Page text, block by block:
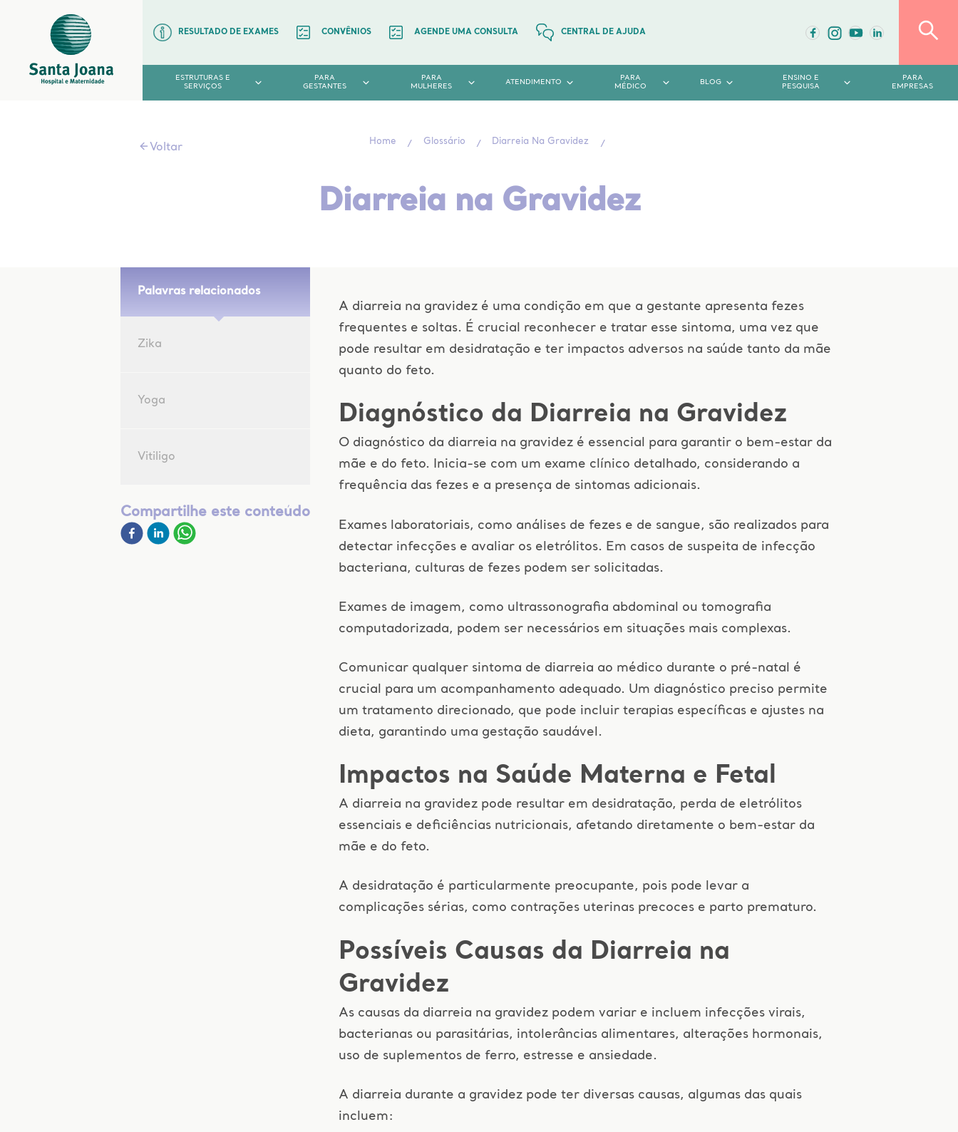
RESULTADO DE EXAMES CONVÊNIOS AGENDE UMA CONSULTA CENTRAL DE AJUDA
ESTRUTURAS E
SERVIÇOS
PARA
GESTANTES
PARA
MULHERES
ATENDIMENTO
PARA
MÉDICO
BLOG
ENSINO E
PESQUISA
PARA
EMPRESAS
Voltar
Home Glossário Diarreia Na Gravidez
Diarreia na Gravidez
Palavras relacionados
Zika
Yoga
Vitiligo
Compartilhe este conteúdo
A diarreia na gravidez é uma condição em que a gestante apresenta fezes
frequentes e soltas. É crucial reconhecer e tratar esse sintoma, uma vez que
pode resultar em desidratação e ter impactos adversos na saúde tanto da mãe
quanto do feto.
Diagnóstico da Diarreia na Gravidez
O diagnóstico da diarreia na gravidez é essencial para garantir o bem-estar da
mãe e do feto. Inicia-se com um exame clínico detalhado, considerando a
frequência das fezes e a presença de sintomas adicionais.
Exames laboratoriais, como análises de fezes e de sangue, são realizados para
detectar infecções e avaliar os eletrólitos. Em casos de suspeita de infecção
bacteriana, culturas de fezes podem ser solicitadas.
Exames de imagem, como ultrassonografia abdominal ou tomografia
computadorizada, podem ser necessários em situações mais complexas.
Comunicar qualquer sintoma de diarreia ao médico durante o pré-natal é
crucial para um acompanhamento adequado. Um diagnóstico preciso permite
um tratamento direcionado, que pode incluir terapias específicas e ajustes na
dieta, garantindo uma gestação saudável.
Impactos na Saúde Materna e Fetal
A diarreia na gravidez pode resultar em desidratação, perda de eletrólitos
essenciais e deficiências nutricionais, afetando diretamente o bem-estar da
mãe e do feto.
A desidratação é particularmente preocupante, pois pode levar a
complicações sérias, como contrações uterinas precoces e parto prematuro.
Possíveis Causas da Diarreia na
Gravidez
As causas da diarreia na gravidez podem variar e incluem infecções virais,
bacterianas ou parasitárias, intolerâncias alimentares, alterações hormonais,
uso de suplementos de ferro, estresse e ansiedade.
A diarreia durante a gravidez pode ter diversas causas, algumas das quais
incluem: